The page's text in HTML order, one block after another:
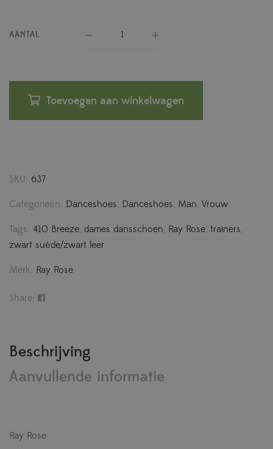
AANTAL
Toevoegen aan winkelwagen
SKU: 637
Categorieën: Danceshoes, Danceshoes, Man, Vrouw
Tags: 410 Breeze, dames dansschoen, Ray Rose, trainers,
zwart suède/zwart leer
Merk: Ray Rose
Share:
Beschrijving
Aanvullende informatie
Ray Rose